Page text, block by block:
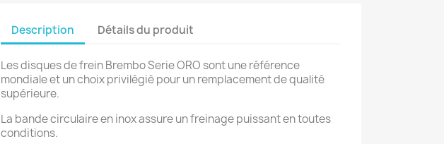
Description Détails du produit
Les disques de frein Brembo Serie ORO sont une référence
mondiale et un choix privilégié pour un remplacement de qualité
supérieure.
La bande circulaire en inox assure un freinage puissant en toutes
conditions.